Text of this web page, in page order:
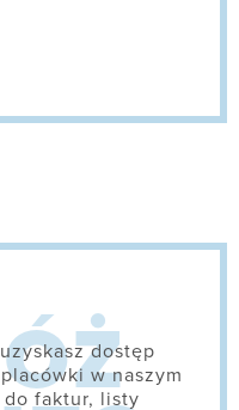
dostęp
w naszym
faktur, listy